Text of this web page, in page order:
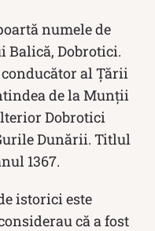
numele de
Balică, Dobrotici.
conducător al Țării
de la Munții
Dobrotici
Dunării. Titlul
1367.
istorici este
că a fost